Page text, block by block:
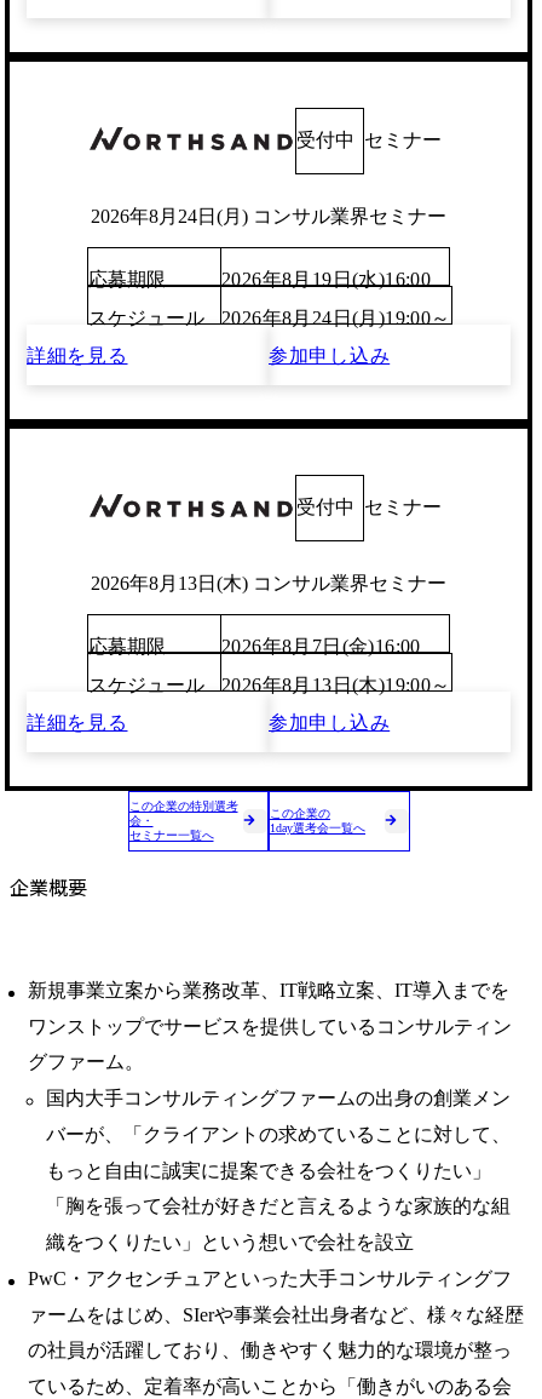
受付中 セミナー
2026年8月24日(月) コンサル業界セミナー
応募期限
2026年8月19日(水)16:00
スケジュール
2026年8月24日(月)19:00～
詳細を見る
参加申し込み
受付中 セミナー
2026年8月13日(木) コンサル業界セミナー
応募期限
2026年8月7日(金)16:00
スケジュール
2026年8月13日(木)19:00～
詳細を見る
参加申し込み
この企業の特別選考
会・
セミナー一覧へ
この企業の
1day選考会一覧へ
企業概要
新規事業立案から業務改革、IT戦略立案、IT導入までを
ワンストップでサービスを提供しているコンサルティン
グファーム。
国内大手コンサルティングファームの出身の創業メン
バーが、「クライアントの求めていることに対して、
もっと自由に誠実に提案できる会社をつくりたい」
「胸を張って会社が好きだと言えるような家族的な組
織をつくりたい」という想いで会社を設立
PwC・アクセンチュアといった大手コンサルティングフ
ァームをはじめ、SIerや事業会社出身者など、様々な経歴
の社員が活躍しており、働きやすく魅力的な環境が整っ
ているため、定着率が高いことから「働きがいのある会